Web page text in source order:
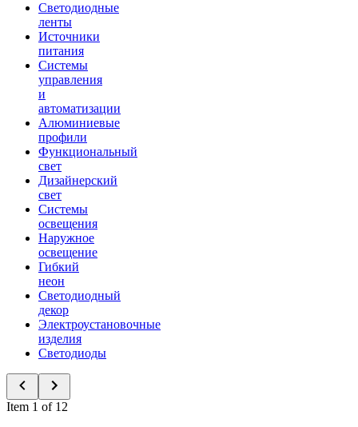
Светодиодные
ленты
Источники
питания
Системы
управления
и
автоматизации
Алюминиевые
профили
Функциональный
свет
Дизайнерский
свет
Системы
освещения
Наружное
освещение
Гибкий
неон
Светодиодный
декор
Электроустановочные
изделия
Светодиоды
Item 1 of 12